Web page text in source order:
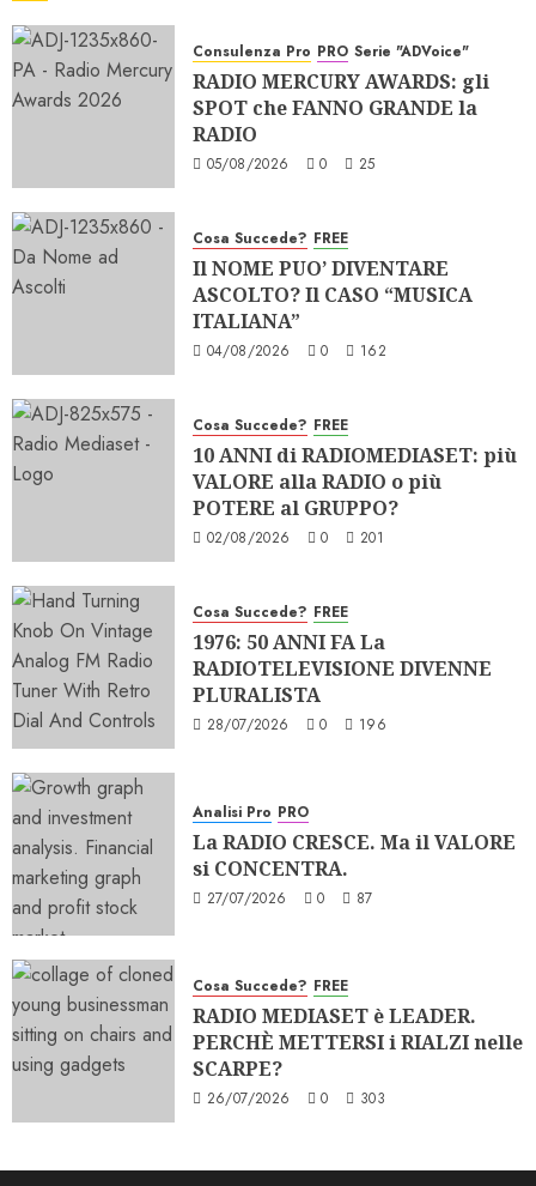
Consulenza Pro PRO Serie "ADVoice"
RADIO MERCURY AWARDS: gli
SPOT che FANNO GRANDE la
RADIO
05/08/2026 0 25
Cosa Succede? FREE
Il NOME PUO’ DIVENTARE
ASCOLTO? Il CASO “MUSICA
ITALIANA”
04/08/2026 0 162
Cosa Succede? FREE
10 ANNI di RADIOMEDIASET: più
VALORE alla RADIO o più
POTERE al GRUPPO?
02/08/2026 0 201
Cosa Succede? FREE
1976: 50 ANNI FA La
RADIOTELEVISIONE DIVENNE
PLURALISTA
28/07/2026 0 196
Analisi Pro PRO
La RADIO CRESCE. Ma il VALORE
si CONCENTRA.
27/07/2026 0 87
Cosa Succede? FREE
RADIO MEDIASET è LEADER.
PERCHÈ METTERSI i RIALZI nelle
SCARPE?
26/07/2026 0 303